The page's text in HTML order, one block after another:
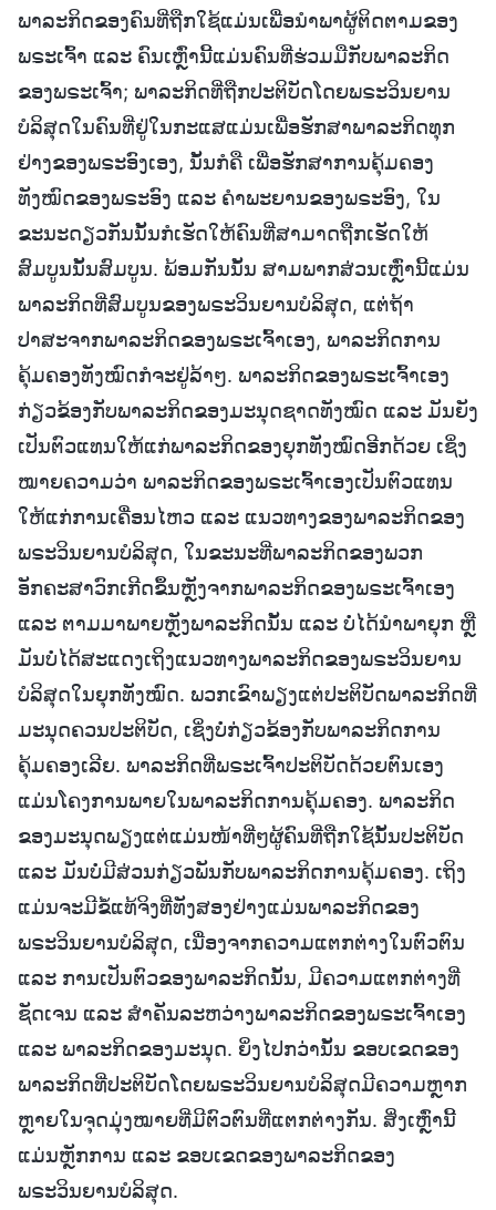
ພາລະກິດຂອງຄົນທີ່ຖືກໃຊ້ແມ່ນເພື່ອນໍາພາຜູ້ຕິດຕາມຂອງ
ພຣະເຈົ້າ ແລະ ຄົນເຫຼົ່ານີ້ແມ່ນຄົນທີ່ຮ່ວມມືກັບພາລະກິດ
ຂອງພຣະເຈົ້າ; ພາລະກິດທີ່ຖືກປະຕິບັດໂດຍພຣະວິນຍານ
ບໍລິສຸດໃນຄົນທີ່ຢູ່ໃນກະແສແມ່ນເພື່ອຮັກສາພາລະກິດທຸກ
ຢ່າງຂອງພຣະອົງເອງ, ນັ້ນກໍຄື ເພື່ອຮັກສາການຄຸ້ມຄອງ
ທັງໝົດຂອງພຣະອົງ ແລະ ຄຳພະຍານຂອງພຣະອົງ, ໃນ
ຂະນະດຽວກັນນັ້ນກໍເຮັດໃຫ້ຄົນທີ່ສາມາດຖືກເຮັດໃຫ້
ສົມບູນນັ້ນສົມບູນ. ພ້ອມກັນນັ້ນ ສາມພາກສ່ວນເຫຼົ່ານີ້ແມ່ນ
ພາລະກິດທີ່ສົມບູນຂອງພຣະວິນຍານບໍລິສຸດ, ແຕ່ຖ້າ
ປາສະຈາກພາລະກິດຂອງພຣະເຈົ້າເອງ, ພາລະກິດການ
ຄຸ້ມຄອງທັງໝົດກໍຈະຢູ່ລ້າໆ. ພາລະກິດຂອງພຣະເຈົ້າເອງ
ກ່ຽວຂ້ອງກັບພາລະກິດຂອງມະນຸດຊາດທັງໝົດ ແລະ ມັນຍັງ
ເປັນຕົວແທນໃຫ້ແກ່ພາລະກິດຂອງຍຸກທັງໝົດອີກດ້ວຍ ເຊິ່ງ
ໝາຍຄວາມວ່າ ພາລະກິດຂອງພຣະເຈົ້າເອງເປັນຕົວແທນ
ໃຫ້ແກ່ການເຄື່ອນໄຫວ ແລະ ແນວທາງຂອງພາລະກິດຂອງ
ພຣະວິນຍານບໍລິສຸດ, ໃນຂະນະທີ່ພາລະກິດຂອງພວກ
ອັກຄະສາວົກເກີດຂຶ້ນຫຼັງຈາກພາລະກິດຂອງພຣະເຈົ້າເອງ
ແລະ ຕາມມາພາຍຫຼັງພາລະກິດນັ້ນ ແລະ ບໍ່ໄດ້ນໍາພາຍຸກ ຫຼື
ມັນບໍ່ໄດ້ສະແດງເຖິງແນວທາງພາລະກິດຂອງພຣະວິນຍານ
ບໍລິສຸດໃນຍຸກທັງໝົດ. ພວກເຂົາພຽງແຕ່ປະຕິບັດພາລະກິດທີ່
ມະນຸດຄວນປະຕິບັດ, ເຊິ່ງບໍ່ກ່ຽວຂ້ອງກັບພາລະກິດການ
ຄຸ້ມຄອງເລີຍ. ພາລະກິດທີ່ພຣະເຈົ້າປະຕິບັດດ້ວຍຕົນເອງ
ແມ່ນໂຄງການພາຍໃນພາລະກິດການຄຸ້ມຄອງ. ພາລະກິດ
ຂອງມະນຸດພຽງແຕ່ແມ່ນໜ້າທີ່ໆຜູ້ຄົນທີ່ຖືກໃຊ້ນັ້ນປະຕິບັດ
ແລະ ມັນບໍ່ມີສ່ວນກ່ຽວພັນກັບພາລະກິດການຄຸ້ມຄອງ. ເຖິງ
ແມ່ນຈະມີຂໍ້ແທ້ຈິງທີ່ທັງສອງຢ່າງແມ່ນພາລະກິດຂອງ
ພຣະວິນຍານບໍລິສຸດ, ເນື່ອງຈາກຄວາມແຕກຕ່າງໃນຕົວຕົນ
ແລະ ການເປັນຕົວຂອງພາລະກິດນັ້ນ, ມີຄວາມແຕກຕ່າງທີ່
ຊັດເຈນ ແລະ ສຳຄັນລະຫວ່າງພາລະກິດຂອງພຣະເຈົ້າເອງ
ແລະ ພາລະກິດຂອງມະນຸດ. ຍິ່ງໄປກວ່ານັ້ນ ຂອບເຂດຂອງ
ພາລະກິດທີ່ປະຕິບັດໂດຍພຣະວິນຍານບໍລິສຸດມີຄວາມຫຼາກ
ຫຼາຍໃນຈຸດມຸ່ງໝາຍທີ່ມີຕົວຕົນທີ່ແຕກຕ່າງກັນ. ສິ່ງເຫຼົ່ານີ້
ແມ່ນຫຼັກການ ແລະ ຂອບເຂດຂອງພາລະກິດຂອງ
ພຣະວິນຍານບໍລິສຸດ.